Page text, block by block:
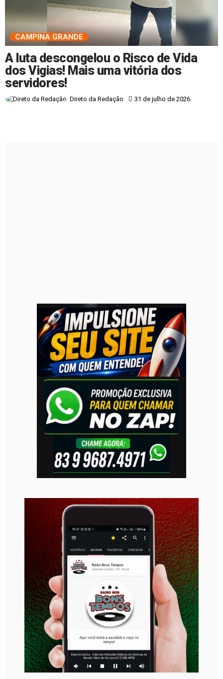
CAMPINA GRANDE
A luta descongelou o Risco de Vida
dos Vigias! Mais uma vitória dos
servidores!
Direto da Redação 31 de julho de 2026